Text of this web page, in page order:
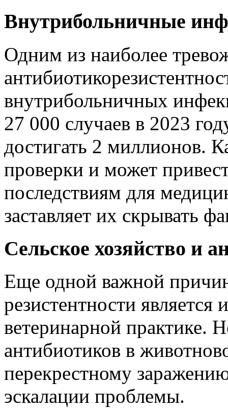
Внутрибольничные
Одним из наиболее
внутрибольничных
27 000 случаев в 2023
достигать 2 миллионов.
проверки и может
последствиям для
заставляет их скрывать
Сельское хозяйство и
Еще одной важной
резистентности является
ветеринарной практике.
антибиотиков в
перекрестному
эскалации проблемы.